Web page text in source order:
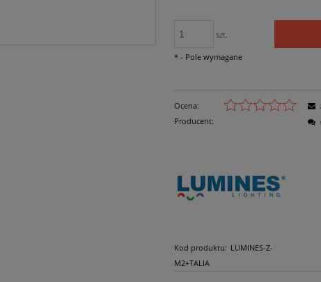
szt.
*- Pole wymagane
Ocena:
Producent:
Kod produktu: LUMINES-Z-
M2+TALIA